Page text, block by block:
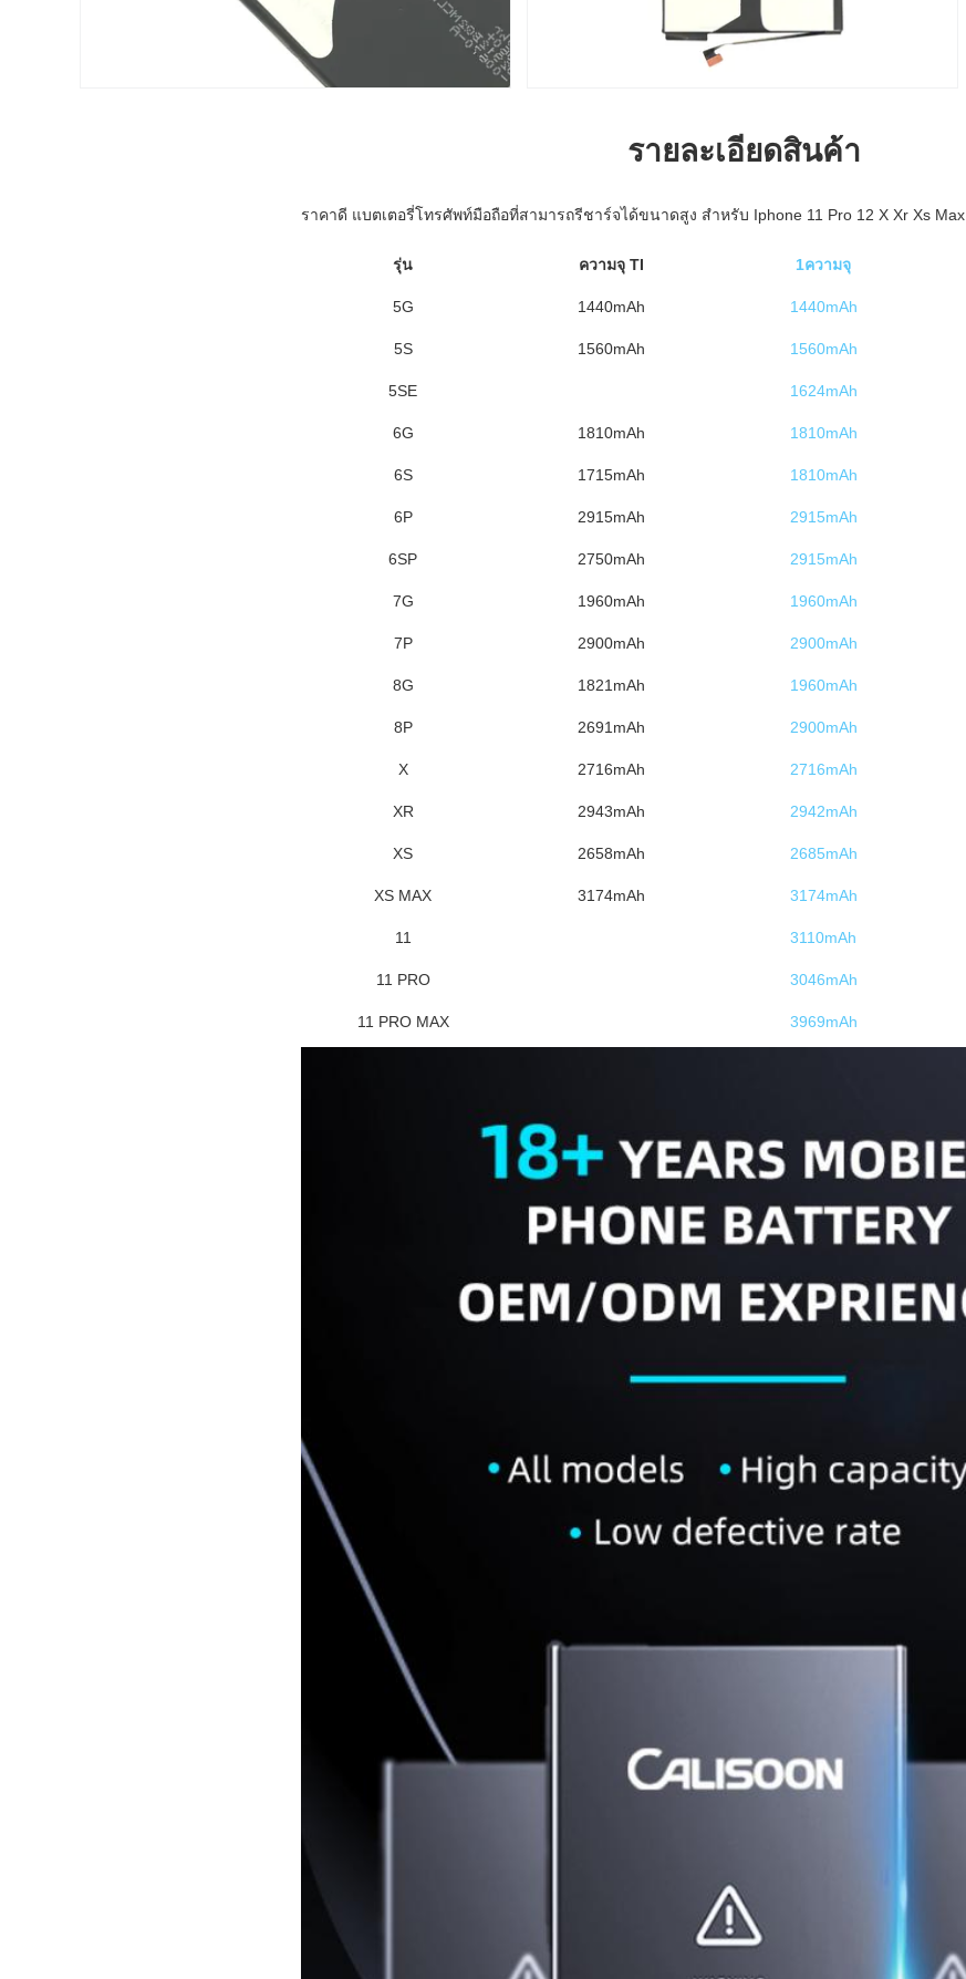
รายละเอียดสินค้า
ราคาดี แบตเตอรี่โทรศัพท์มือถือที่สามารถรีชาร์จได้ขนาดสูง สําหรับ Iphone 11 Pro 12 X Xr Xs Max
รุ่น ความจุ TI 1ความจุ
5G 1440mAh 1440mAh
5S 1560mAh 1560mAh
5SE 1624mAh
6G 1810mAh 1810mAh
6S 1715mAh 1810mAh
6P 2915mAh 2915mAh
6SP 2750mAh 2915mAh
7G 1960mAh 1960mAh
7P 2900mAh 2900mAh
8G 1821mAh 1960mAh
8P 2691mAh 2900mAh
X 2716mAh 2716mAh
XR 2943mAh 2942mAh
XS 2658mAh 2685mAh
XS MAX 3174mAh 3174mAh
11 3110mAh
11 PRO 3046mAh
11 PRO MAX 3969mAh